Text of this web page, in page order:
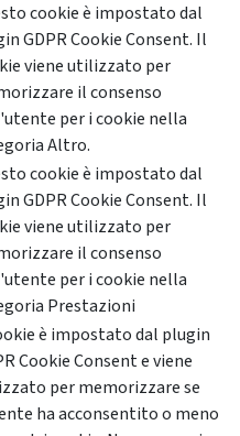
cookie è impostato dal
GDPR Cookie Consent. Il
viene utilizzato per
il consenso
per i cookie nella
Altro.
cookie è impostato dal
GDPR Cookie Consent. Il
viene utilizzato per
il consenso
per i cookie nella
Prestazioni
è impostato dal plugin
Cookie Consent e viene
per memorizzare se
ha acconsentito o meno